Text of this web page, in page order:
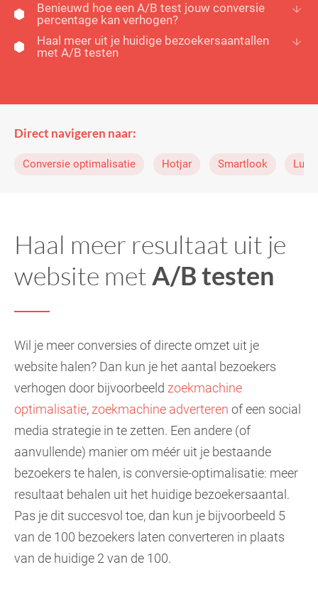
Benieuwd hoe een A/B test jouw conversie
percentage kan verhogen?
Haal meer uit je huidige bezoekersaantallen
met A/B testen
Direct navigeren naar:
Conversie optimalisatie Hotjar Smartlook
Haal meer resultaat uit je
website metA/B testen
Wil je meer conversies of directe omzet uit je
website halen? Dan kun je het aantal bezoekers
verhogen door bijvoorbeeld zoekmachine
optimalisatie, zoekmachine adverteren of een social
media strategie in te zetten. Een andere (of
aanvullende) manier om méér uit je bestaande
bezoekers te halen, is conversie-optimalisatie: meer
resultaat behalen uit het huidige bezoekersaantal.
Pas je dit succesvol toe, dan kun je bijvoorbeeld 5
van de 100 bezoekers laten converteren in plaats
van de huidige 2 van de 100.